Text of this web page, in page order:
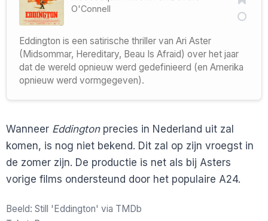
O'Connell
Eddington is een satirische thriller van Ari Aster
(Midsommar, Hereditary, Beau Is Afraid) over het jaar
dat de wereld opnieuw werd gedefinieerd (en Amerika
opnieuw werd vormgegeven).
Wanneer Eddingtonprecies in Nederland uit zal
komen, is nog niet bekend. Dit zal op zijn vroegst in
de zomer zijn. De productie is net als bij Asters
vorige films ondersteund door het populaire A24.
Beeld: Still 'Eddington' via TMDb